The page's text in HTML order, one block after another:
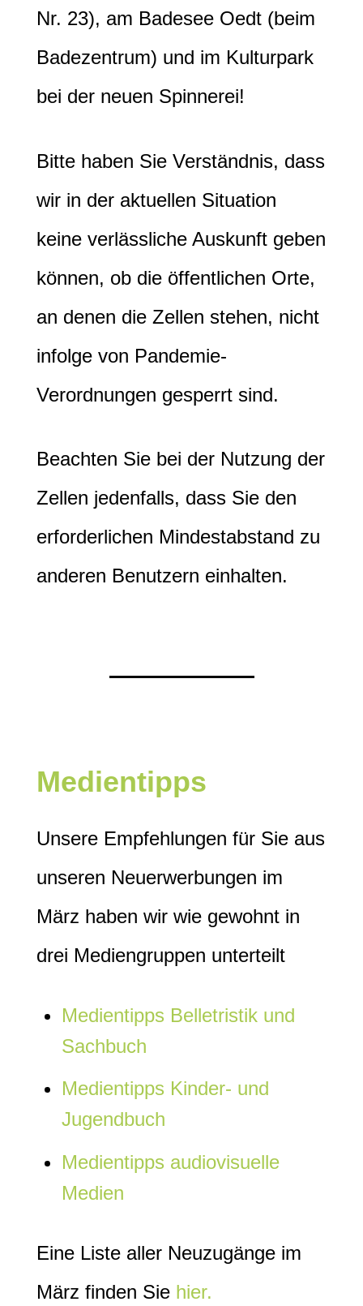
Nr. 23), am Badesee Oedt (beim
Badezentrum) und im Kulturpark
bei der neuen Spinnerei!
Bitte haben Sie Verständnis, dass
wir in der aktuellen Situation
keine verlässliche Auskunft geben
können, ob die öffentlichen Orte,
an denen die Zellen stehen, nicht
infolge von Pandemie-
Verordnungen gesperrt sind.
Beachten Sie bei der Nutzung der
Zellen jedenfalls, dass Sie den
erforderlichen Mindestabstand zu
anderen Benutzern einhalten.
Medientipps
Unsere Empfehlungen für Sie aus
unseren Neuerwerbungen im
März haben wir wie gewohnt in
drei Mediengruppen unterteilt
Medientipps Belletristik und
Sachbuch
Medientipps Kinder- und
Jugendbuch
Medientipps audiovisuelle
Medien
Eine Liste aller Neuzugänge im
März finden Sie hier.